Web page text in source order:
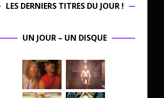
LES DERNIERS TITRES DU JOUR !
UN JOUR – UN DISQUE